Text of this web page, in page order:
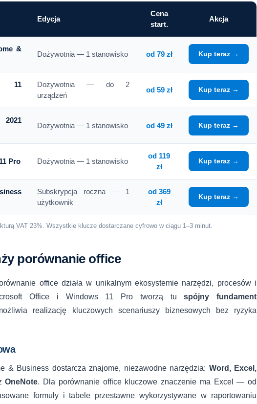
Edycja
Cena
start.
Akcja
&
Dożywotnia — 1 stanowisko od 79 zł Kup teraz →
11
Dożywotnia — do 2
urządzeń
od 59 zł Kup teraz →
Dożywotnia — 1 stanowisko od 49 zł Kup teraz →
Pro Dożywotnia — 1 stanowisko
od 119
zł
Kup teraz →
Subskrypcja roczna — 1
użytkownik
od 369
zł
Kup teraz →
VAT 23%. Wszystkie klucze dostarczane cyfrowo w ciągu 1–3 minut.
porównanie office
office działa w unikalnym ekosystemie narzędzi, procesów i
Office i Windows 11 Pro tworzą tuspójny fundament
realizację kluczowych scenariuszy biznesowych bez ryzyka
& Business dostarcza znajome, niezawodne narzędzia: Word, Excel,
OneNote. Dla porównanie office kluczowe znaczenie ma Excel — od
formuły i tabele przestawne wykorzystywane w raportowaniu